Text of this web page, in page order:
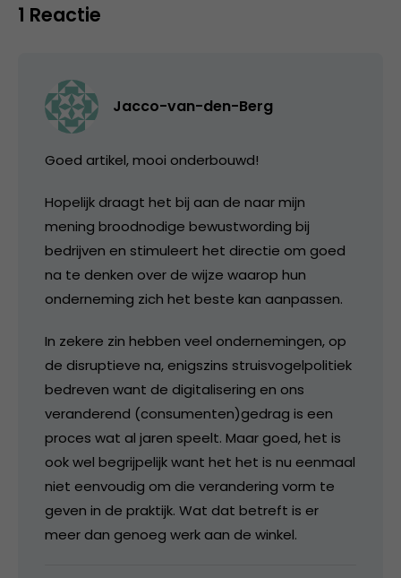
1 Reactie
Jacco-van-den-Berg
Goed artikel, mooi onderbouwd!
Hopelijk draagt het bij aan de naar mijn
mening broodnodige bewustwording bij
bedrijven en stimuleert het directie om goed
na te denken over de wijze waarop hun
onderneming zich het beste kan aanpassen.
In zekere zin hebben veel ondernemingen, op
de disruptieve na, enigszins struisvogelpolitiek
bedreven want de digitalisering en ons
veranderend (consumenten)gedrag is een
proces wat al jaren speelt. Maar goed, het is
ook wel begrijpelijk want het het is nu eenmaal
niet eenvoudig om die verandering vorm te
geven in de praktijk. Wat dat betreft is er
meer dan genoeg werk aan de winkel.